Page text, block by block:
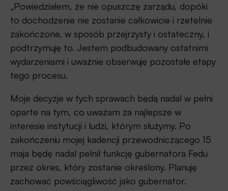
„Powiedziałem, że nie opuszczę zarządu, dopóki
to dochodzenie nie zostanie całkowicie i rzetelnie
zakończone, w sposób przejrzysty i ostateczny, i
podtrzymuję to. Jestem podbudowany ostatnimi
wydarzeniami i uważnie obserwuję pozostałe etapy
tego procesu.
Moje decyzje w tych sprawach będą nadal w pełni
oparte na tym, co uważam za najlepsze w
interesie instytucji i ludzi, którym służymy. Po
zakończeniu mojej kadencji przewodniczącego 15
maja będę nadal pełnił funkcję gubernatora Fedu
przez okres, który zostanie określony. Planuję
zachować powściągliwość jako gubernator.